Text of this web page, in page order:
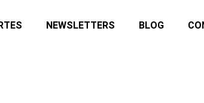
NEWSLETTERS BLOG